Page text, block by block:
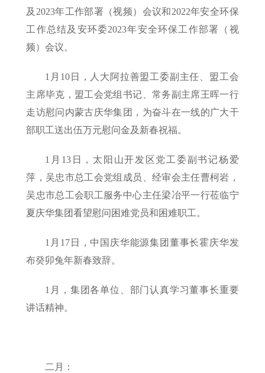
及2023年工作部署（视频）会议和2022年安全环保
工作总结及安环委2023年安全环保工作部署（视
频）会议。
1月10日，人大阿拉善盟工委副主任、盟工会
主席毕克，盟工会党组书记、常务副主席王晖一行
走访慰问内蒙古庆华集团，为奋斗在一线的广大干
部职工送出伍万元慰问金及新春祝福。
1月13日，太阳山开发区党工委副书记杨爱
萍，吴忠市总工会党组成员、经审会主任曹柯岩，
吴忠市总工会职工服务中心主任梁冶平一行莅临宁
夏庆华集团看望慰问困难党员和困难职工。
1月17日，中国庆华能源集团董事长霍庆华发
布癸卯兔年新春致辞。
1月，集团各单位、部门认真学习董事长重要
讲话精神。
二月：